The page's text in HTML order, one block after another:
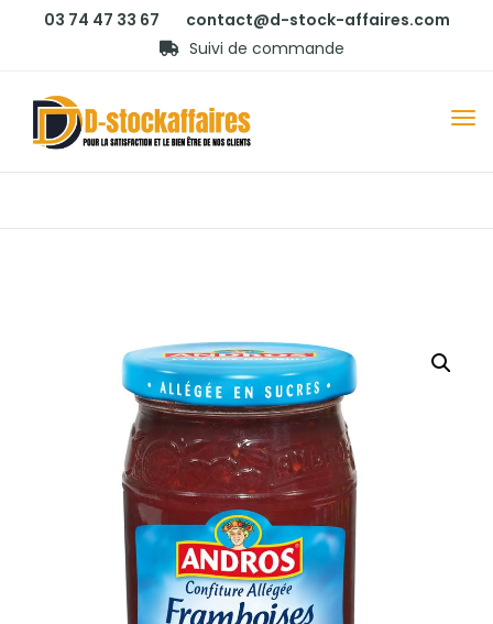
03 74 47 33 67
contact@d-stock-affaires.com
Suivi de commande